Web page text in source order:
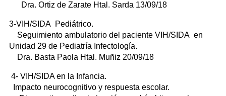
Dra. Ortiz de Zarate Htal. Sarda 13/09/18
3-VIH/SIDA Pediátrico.
Seguimiento ambulatorio del paciente VIH/SIDA en
Unidad 29 de Pediatría Infectología.
Dra. Basta Paola Htal. Muñiz 20/09/18
4- VIH/SIDA en la Infancia.
Impacto neurocognitivo y respuesta escolar.